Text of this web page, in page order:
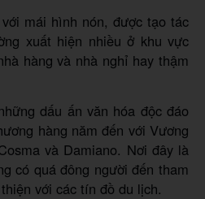
mái hình nón, được tạo tác
xuất hiện nhiều ở khu vực
hàng và nhà nghỉ hay thậm
dấu ấn văn hóa độc đáo
hàng năm đến với Vương
và Damiano. Nơi đây là
có quá đông người đến tham
với các tín đồ du lịch.